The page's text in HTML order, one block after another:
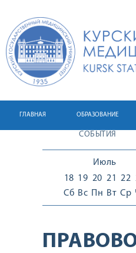
ГЛАВНАЯ ОБРАЗОВАНИЕ
СОБЫТИЯ
Июль
18
Сб
19
Вс
20
Пн
21
Вт
22
Ср